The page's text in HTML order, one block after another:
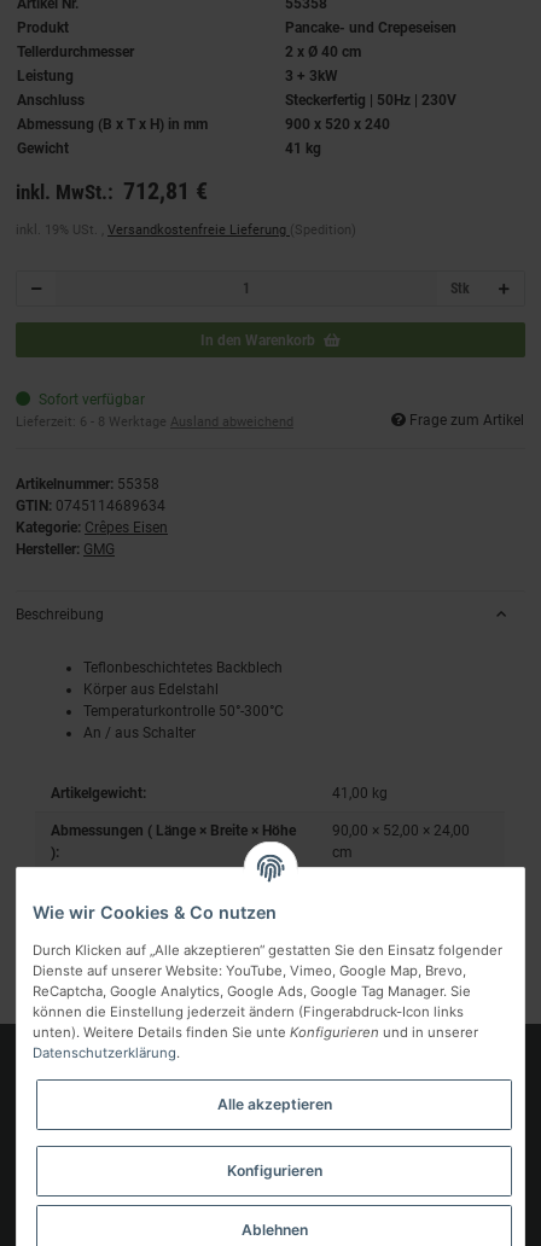
Artikel Nr.
55358
Produkt
Pancake- und Crepeseisen
Tellerdurchmesser
2 x Ø 40 cm
Leistung
3 + 3kW
Anschluss
Steckerfertig | 50Hz | 230V
Abmessung (B x T x H) in mm
900 x 520 x 240
Gewicht
41 kg
inkl. MwSt.: 712,81 €
inkl. 19% USt. , Versandkostenfreie Lieferung (Spedition)
Stk
In den Warenkorb
Sofort verfügbar
Lieferzeit: 6 - 8 Werktage Ausland abweichend Frage zum Artikel
Artikelnummer: 55358
GTIN: 0745114689634
Kategorie: Crêpes Eisen
Hersteller: GMG
Beschreibung
Teflonbeschichtetes Backblech
Körper aus Edelstahl
Temperaturkontrolle 50°-300°C
An / aus Schalter
Artikelgewicht: 41,00 kg
Abmessungen ( Länge × Breite × Höhe
):
90,00 × 52,00 × 24,00
cm
Gesetzliche Informationen
Vertrag widerrufen
Wie wir Cookies & Co nutzen
Durch Klicken auf „Alle akzeptieren“ gestatten Sie den Einsatz folgender
Dienste auf unserer Website: YouTube, Vimeo, Google Map, Brevo,
ReCaptcha, Google Analytics, Google Ads, Google Tag Manager. Sie
können die Einstellung jederzeit ändern (Fingerabdruck-Icon links
unten). Weitere Details finden Sie unte Konfigurieren und in unserer
Datenschutzerklärung.
Alle akzeptieren
Konfigurieren
Ablehnen